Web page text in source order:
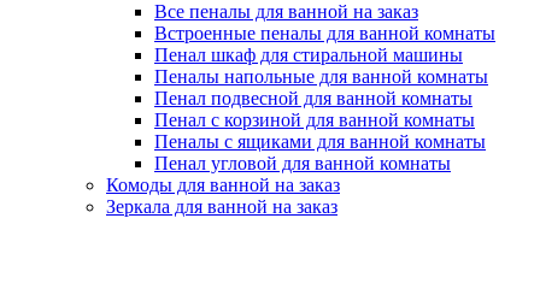
Все пеналы для ванной на заказ
Встроенные пеналы для ванной комнаты
Пенал шкаф для стиральной машины
Пеналы напольные для ванной комнаты
Пенал подвесной для ванной комнаты
Пенал с корзиной для ванной комнаты
Пеналы с ящиками для ванной комнаты
Пенал угловой для ванной комнаты
Комоды для ванной на заказ
Зеркала для ванной на заказ